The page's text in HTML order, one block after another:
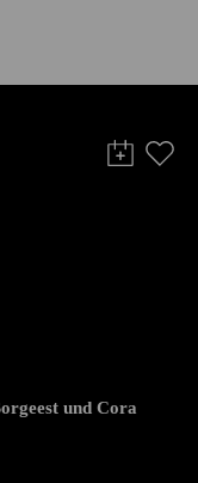
und Cora